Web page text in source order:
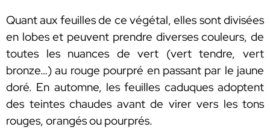
Quant aux feuilles de ce végétal, elles sont divisées
en lobes et peuvent prendre diverses couleurs, de
toutes les nuances de vert (vert tendre, vert
bronze…) au rouge pourpré en passant par le jaune
doré. En automne, les feuilles caduques adoptent
des teintes chaudes avant de virer vers les tons
rouges, orangés ou pourprés.